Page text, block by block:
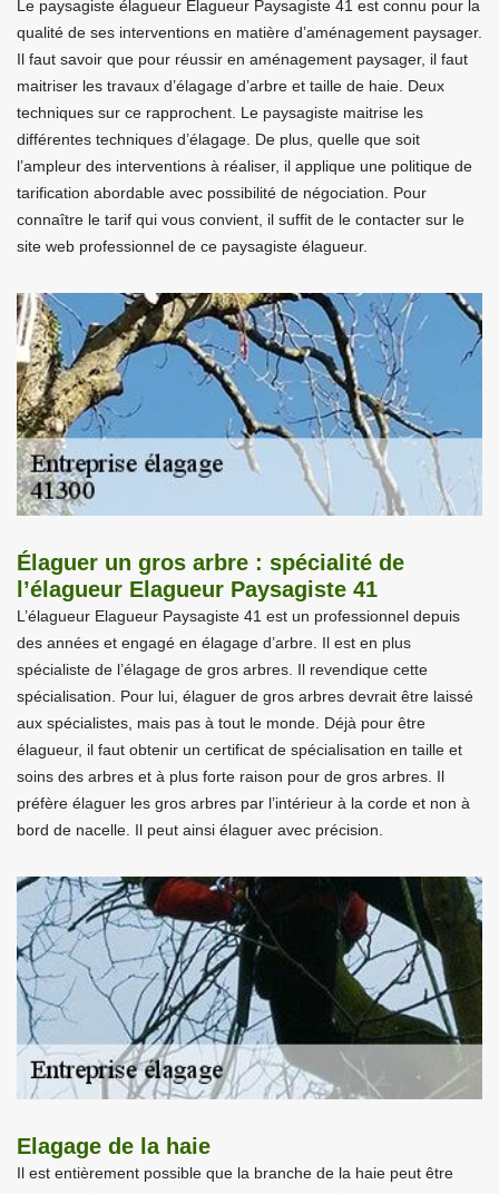
Le paysagiste élagueur Elagueur Paysagiste 41 est connu pour la
qualité de ses interventions en matière d’aménagement paysager.
Il faut savoir que pour réussir en aménagement paysager, il faut
maitriser les travaux d’élagage d’arbre et taille de haie. Deux
techniques sur ce rapprochent. Le paysagiste maitrise les
différentes techniques d’élagage. De plus, quelle que soit
l’ampleur des interventions à réaliser, il applique une politique de
tarification abordable avec possibilité de négociation. Pour
connaître le tarif qui vous convient, il suffit de le contacter sur le
site web professionnel de ce paysagiste élagueur.
Élaguer un gros arbre : spécialité de
l’élagueur Elagueur Paysagiste 41
L’élagueur Elagueur Paysagiste 41 est un professionnel depuis
des années et engagé en élagage d’arbre. Il est en plus
spécialiste de l’élagage de gros arbres. Il revendique cette
spécialisation. Pour lui, élaguer de gros arbres devrait être laissé
aux spécialistes, mais pas à tout le monde. Déjà pour être
élagueur, il faut obtenir un certificat de spécialisation en taille et
soins des arbres et à plus forte raison pour de gros arbres. Il
préfère élaguer les gros arbres par l’intérieur à la corde et non à
bord de nacelle. Il peut ainsi élaguer avec précision.
Elagage de la haie
Il est entièrement possible que la branche de la haie peut être